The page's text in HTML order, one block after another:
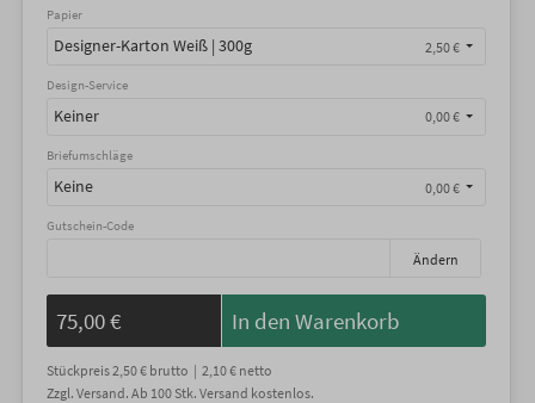
Papier
Designer-Karton Weiß | 300g 2,50 €
Design-Service
Keiner 0,00 €
Briefumschläge
Keine 0,00 €
Gutschein-Code
Ändern
75,00 € In den Warenkorb
Stückpreis2,50 € brutto | 2,10 € netto
Zzgl. Versand. Ab 100 Stk. Versand kostenlos.